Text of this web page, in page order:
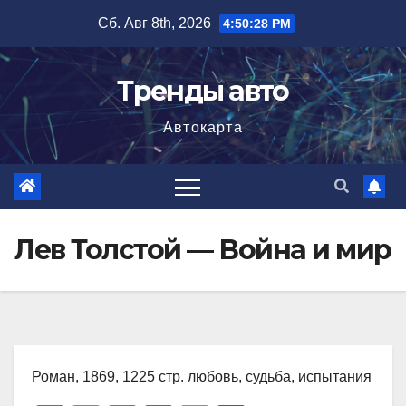
содержимому
Сб. Авг 8th, 2026 4:50:29 PM
Тренды авто
Автокарта
Лев Толстой — Война и мир
Роман, 1869, 1225 стр. любовь, судьба, испытания